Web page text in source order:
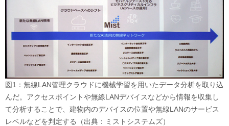
図1：無線LAN管理クラウドに機械学習を用いたデータ分析を取り込
んだ。アクセスポイントや無線LANデバイスなどから情報を収集し
て分析することで、建物内のデバイスの位置や無線LANのサービス
レベルなどを判定する（出典：ミストシステムズ）